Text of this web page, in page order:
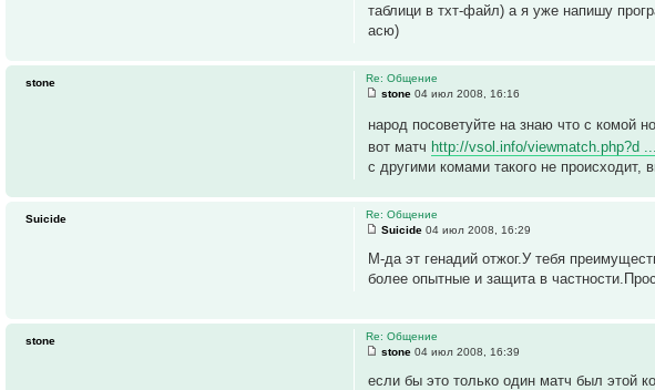
таблици в тхт-файл) а я уже напишу
асю)
Re: Общение
stone 04 июл 2008, 16:16
народ посоветуйте на знаю что с комой
вот матч http://vsol.info/viewmatch.php?d
с другими комами такого не
stone
Re: Общение
Suicide 04 июл 2008, 16:29
М-да эт генадий отжог.У тебя
более опытные и защита в
Suicide
Re: Общение
stone 04 июл 2008, 16:39
если бы это только один матч был этой
stone